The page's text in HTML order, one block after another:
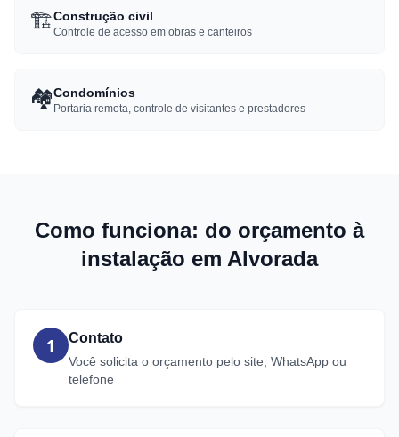
🏗️Construção civil
Controle de acesso em obras e canteiros
🏘️Condomínios
Portaria remota, controle de visitantes e prestadores
Como funciona: do orçamento à
instalação em Alvorada
1 Contato
Você solicita o orçamento pelo site, WhatsApp ou
telefone